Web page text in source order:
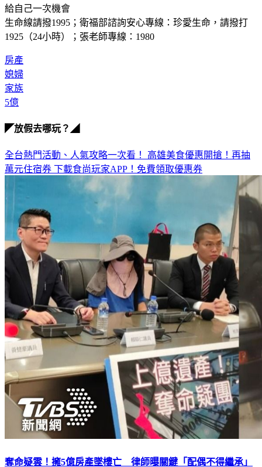
給自己一次機會
生命線請撥1995；衛福部諮詢安心專線：珍愛生命，請撥打
1925（24小時）；張老師專線：1980
房產
媳婦
家族
5億
◤放假去哪玩？◢
全台熱門活動、人氣攻略一次看！ 高雄美食優惠開搶！再抽
萬元住宿券 下載食尚玩家APP！免費領取優惠券
奪命疑雲！擁5億房產墜樓亡 律師曝關鍵「配偶不得繼承」